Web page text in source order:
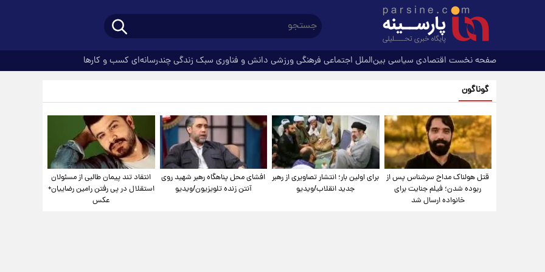
صفحه نخست اقتصادی سیاسی بین‌الملل اجتماعی فرهنگیورزشی دانش و فناوری سبک زندگیچندرسانه‌ای کسب و کارها
گوناگون
قتل هولناک مداح سرشناس پس از
ربوده شدن؛ فیلم جنایت برای
خانواده ارسال شد
برای اولین بار؛ انتشار تصاویری از رهبر
جدید انقلاب/ویدیو
افشای محل پناهگاه‌ رهبر شهید روی
آنتن زنده تلویزیون/ویدیو
انتقاد تند پیمان طالبی از مسئولان
استقلال در پی رفتن رامین رضاییان+
عکس